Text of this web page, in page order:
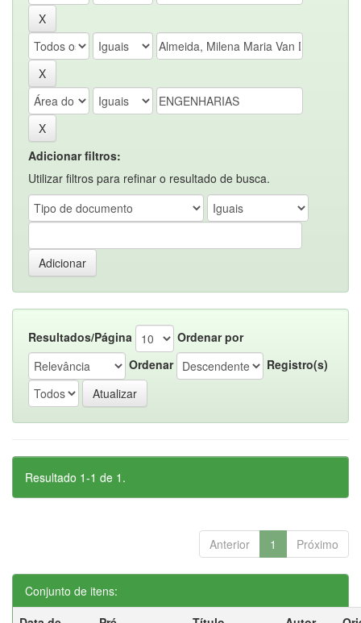
Adicionar filtros:
Utilizar filtros para refinar o resultado de busca.
Resultados/Página
Ordenar por
Ordenar
Registro(s)
Resultado 1-1 de 1.
Anterior 1 Próximo
Conjunto de itens: